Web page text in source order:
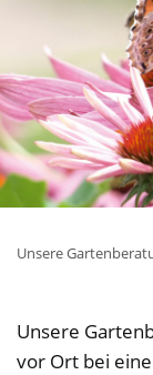
Unsere
Unsere
vor Ort bei